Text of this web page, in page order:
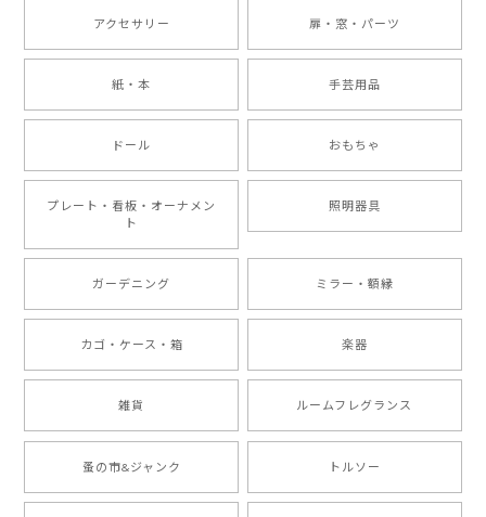
アクセサリー 扉・窓・パーツ
紙・本 手芸用品
ドール おもちゃ
プレート・看板・オーナメン
ト
照明器具
ガーデニング ミラー・額縁
カゴ・ケース・箱 楽器
雑貨 ルームフレグランス
蚤の市&ジャンク トルソー